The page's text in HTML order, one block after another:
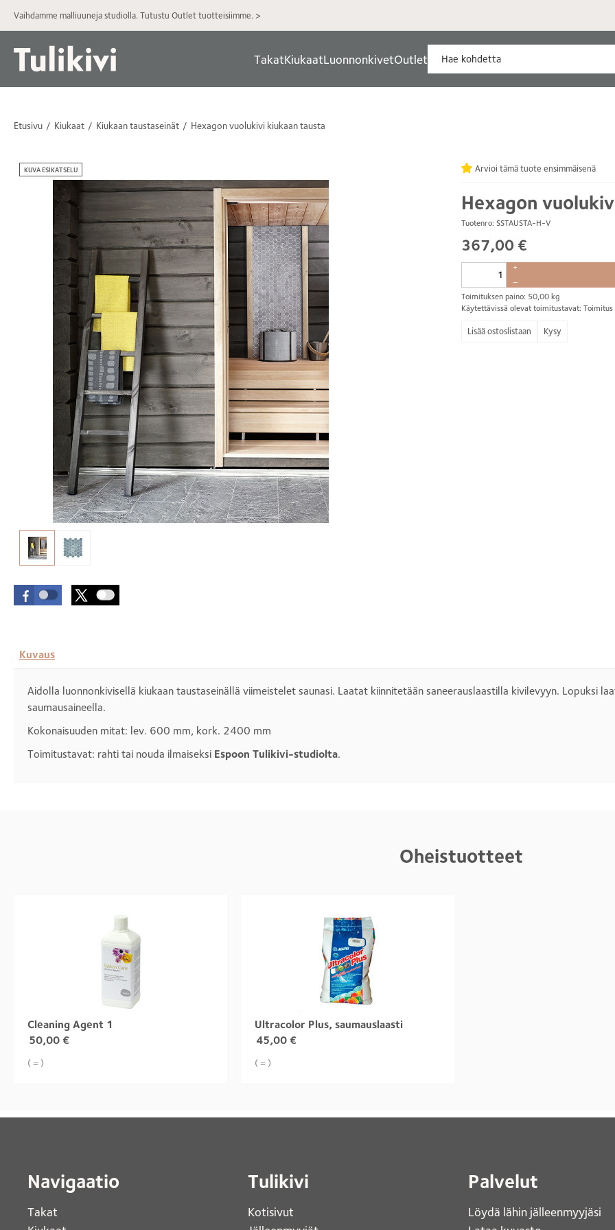
Vaihdamme malliuuneja studiolla. Tutustu Outlet tuotteisiimme. >
TakatKiukaatLuonnonkivetOutlet
Etusivu Kiukaat Kiukaan taustaseinät Hexagon vuolukivi kiukaan tausta
Hexagon
Tuotenro: SSTAUSTA-H-V
Arvioi tämä tuote ensimmäisenä
367,00 €
Toimituksen paino: 50,00 kg
+
–
Käytettävissä olevat toimitustavat:
Kysy
KUVA ESIKATSELU
Kuvaus
Aidolla luonnonkivisellä kiukaan taustaseinällä viimeistelet saunasi. Laatat kiinnitetään saneerauslaastilla kivilevyyn. Lopuksi
saumausaineella.
Kokonaisuuden mitat: lev. 600 mm, kork. 2400 mm
Toimitustavat: rahti tai nouda ilmaiseksi Espoon Tulikivi-studiolta.
Oheistuotteet
Cleaning Agent 1
50,00 €
( = )
Ultracolor Plus, saumauslaasti
45,00 €
( = )
Navigaatio
Takat
Tulikivi
Kotisivut
Palvelut
Löydä lähin jälleenmyyjäsi